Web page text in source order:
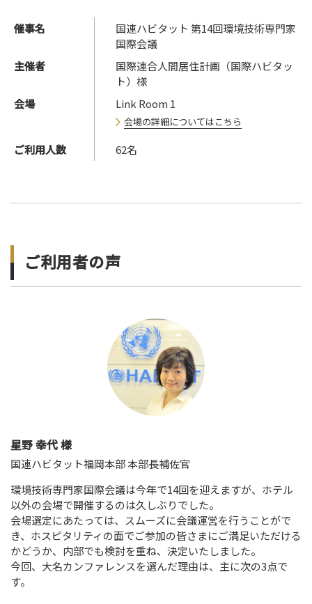
催事名
国連ハビタット 第14回環境技術専門家
国際会議
主催者
国際連合人間居住計画（国際ハビタッ
ト）様
会場
Link Room 1
会場の詳細についてはこちら
ご利用人数 62名
ご利⽤者の声
星野 幸代 様
国連ハビタット福岡本部 本部長補佐官
環境技術専門家国際会議は今年で14回を迎えますが、ホテル
以外の会場で開催するのは久しぶりでした。
会場選定にあたっては、スムーズに会議運営を行うことがで
き、ホスピタリティの面でご参加の皆さまにご満足いただける
かどうか、内部でも検討を重ね、決定いたしました。
今回、大名カンファレンスを選んだ理由は、主に次の3点で
す。